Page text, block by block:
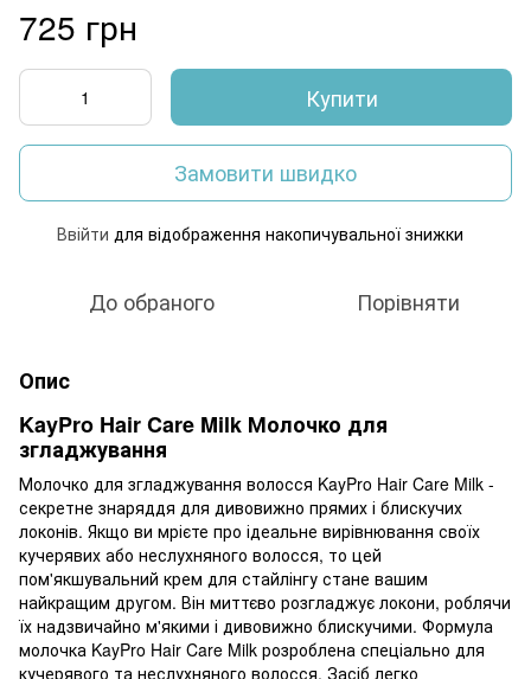
725 грн
Купити
Замовити швидко
Ввійти для відображення накопичувальної знижки
До обраного Порівняти
Опис
KayPro Hair Care Milk Молочко для
згладжування
Молочко для згладжування волосся KayPro Hair Care Milk -
секретне знаряддя для дивовижно прямих і блискучих
локонів. Якщо ви мрієте про ідеальне вирівнювання своїх
кучерявих або неслухняного волосся, то цей
пом'якшувальний крем для стайлінгу стане вашим
найкращим другом. Він миттєво розгладжує локони, роблячи
їх надзвичайно м'якими і дивовижно блискучими. Формула
молочка KayPro Hair Care Milk розроблена спеціально для
кучерявого та неслухняного волосся. Засіб легко